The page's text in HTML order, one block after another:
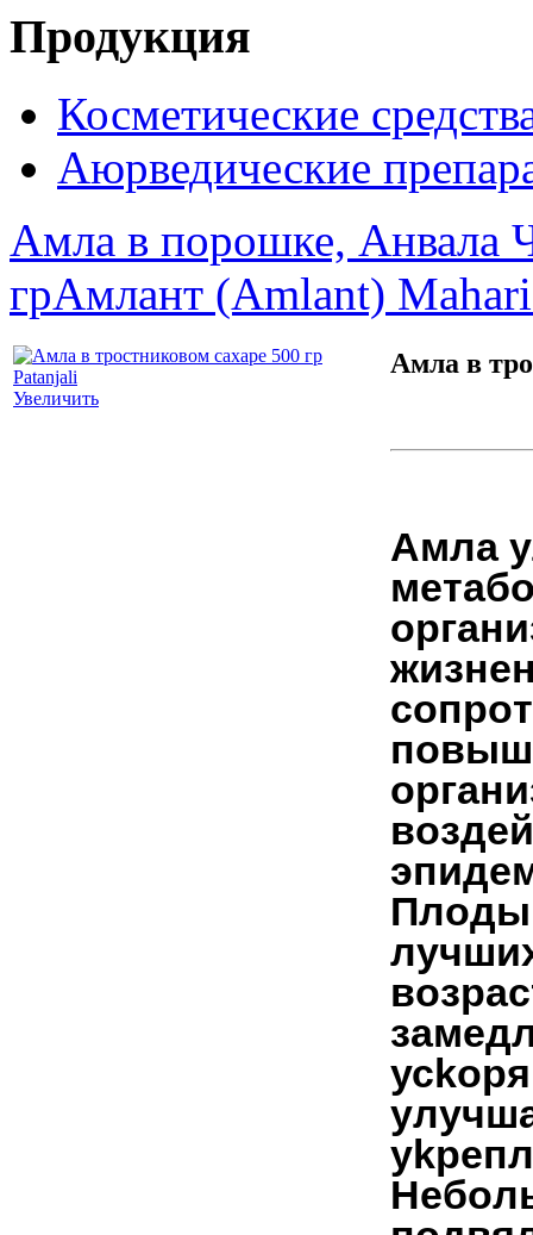
Продукция
Косметические
Аюрведические
Амла в порошке, Анвала
грАмлант (Amlant)
Увеличить
Амла в
Амла
Плoды